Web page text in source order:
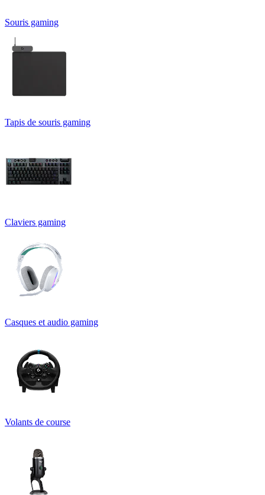
Souris gaming
Tapis de souris gaming
Claviers gaming
Casques et audio gaming
Volants de course